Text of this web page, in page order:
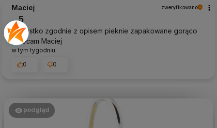
Maciej zweryfikowano
5
Wszystko zgodnie z opisem pieknie zapakowane gorąco
polecam Maciej
w tym tygodniu
0
0
podgląd